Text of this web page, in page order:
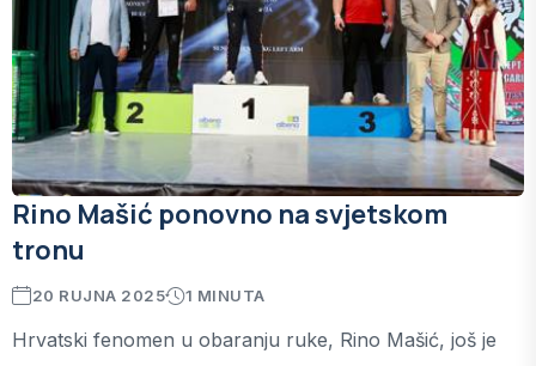
Rino Mašić ponovno na svjetskom
tronu
20 RUJNA 2025 1 MINUTA
Hrvatski fenomen u obaranju ruke, Rino Mašić, još je